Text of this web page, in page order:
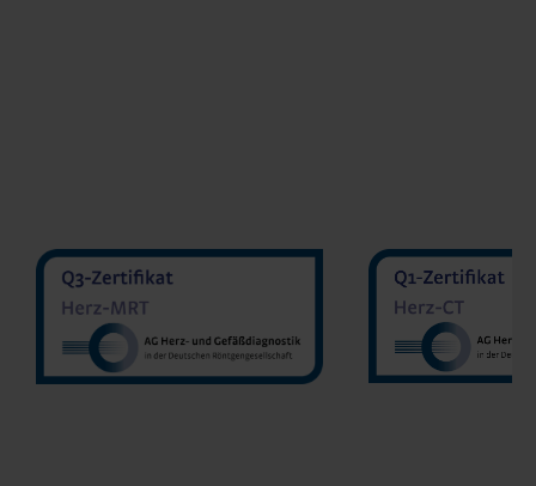
MVZ Radiologie Darmstadt
Prof. Dr. Oliver Mohrs
MVZ
Sakher
MVZ Radnet